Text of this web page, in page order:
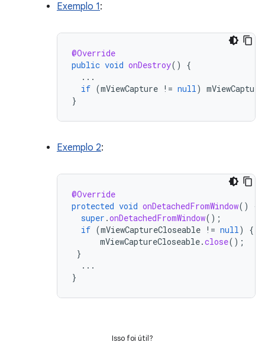
Exemplo 1:
@Override
public void onDestroy()
{
...
if (mViewCapture != null) mViewCapture
}
Exemplo 2:
@Override
protected void onDetachedFromWindow()
{
super .onDetachedFromWindow();
if (mViewCaptureCloseable != null)
{
mViewCaptureCloseable.close();
}
...
}
Isso foi útil?